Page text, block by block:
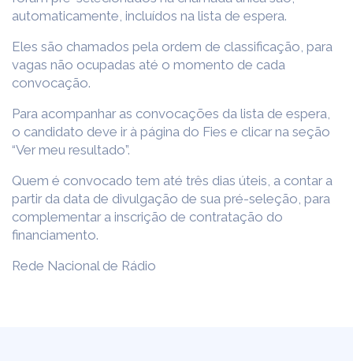
automaticamente, incluídos na lista de espera.
Eles são chamados pela ordem de classificação, para
vagas não ocupadas até o momento de cada
convocação.
Para acompanhar as convocações da lista de espera,
o candidato deve ir à página do Fies e clicar na seção
“Ver meu resultado”.
Quem é convocado tem até três dias úteis, a contar a
partir da data de divulgação de sua pré-seleção, para
complementar a inscrição de contratação do
financiamento.
Rede Nacional de Rádio